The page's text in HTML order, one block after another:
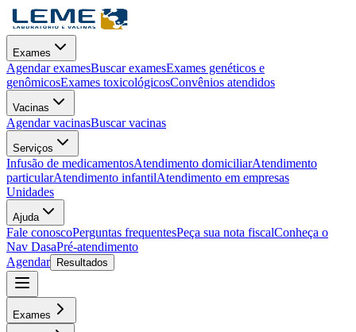
Exames
Agendar examesBuscar examesExames genéticos e
genômicosExames toxicológicosConvênios atendidos
Vacinas
Agendar vacinasBuscar vacinas
Serviços
Infusão de medicamentosAtendimento domiciliarAtendimento
particularAtendimento infantilAtendimento em empresas
Unidades
Ajuda
Fale conoscoPerguntas frequentesPeça sua nota fiscalConheça o
Nav DasaPré-atendimento
Agendar
Resultados
Exames